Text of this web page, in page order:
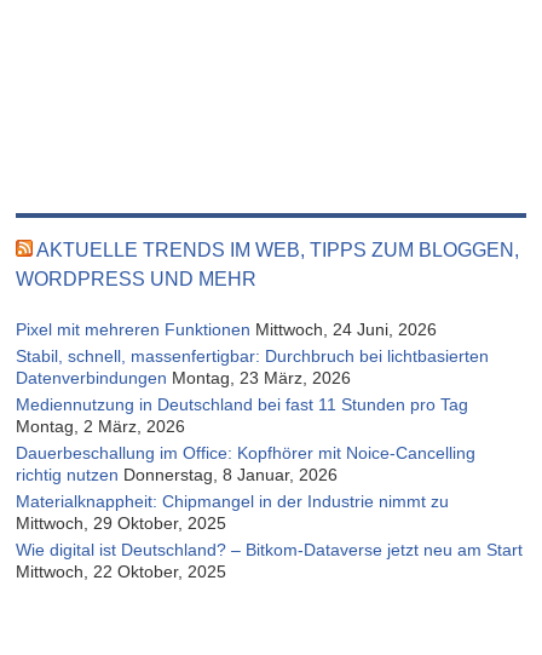
AKTUELLE TRENDS IM WEB, TIPPS ZUM BLOGGEN,
WORDPRESS UND MEHR
Pixel mit mehreren Funktionen Mittwoch, 24 Juni, 2026
Stabil, schnell, massenfertigbar: Durchbruch bei lichtbasierten
Datenverbindungen Montag, 23 März, 2026
Mediennutzung in Deutschland bei fast 11 Stunden pro Tag
Montag, 2 März, 2026
Dauerbeschallung im Office: Kopfhörer mit Noice-Cancelling
richtig nutzen Donnerstag, 8 Januar, 2026
Materialknappheit: Chipmangel in der Industrie nimmt zu
Mittwoch, 29 Oktober, 2025
Wie digital ist Deutschland? – Bitkom-Dataverse jetzt neu am Start
Mittwoch, 22 Oktober, 2025